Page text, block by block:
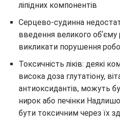
ліпідних компонентів
Серцево-судинна
введення великого
викликати порушення
Токсичність ліків: деякі
висока доза глутатіону,
антиоксидантів, можуть
нирок або печінки
бути токсичним через їх